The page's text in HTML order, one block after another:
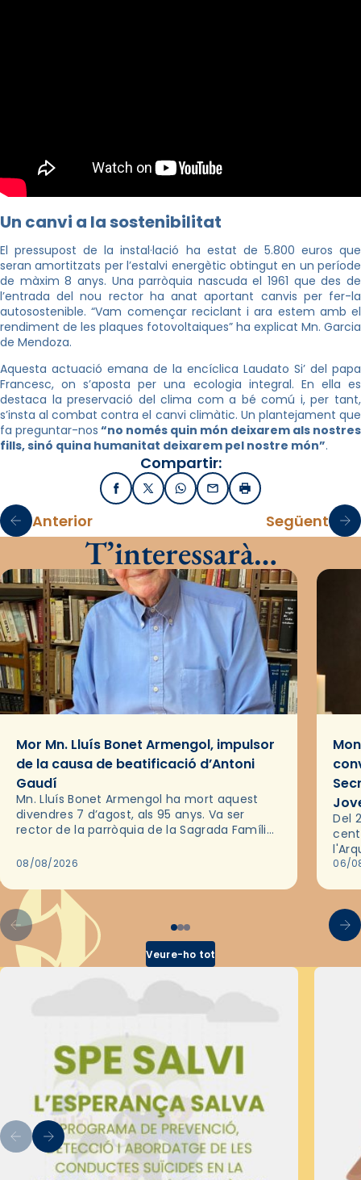
Un canvi a la sostenibilitat
El pressupost de la instal·lació ha estat de 5.800 euros que
seran amortitzats per l’estalvi energètic obtingut en un període
de màxim 8 anys. Una parròquia nascuda el 1961 que des de
l’entrada del nou rector ha anat aportant canvis per fer-la
autosostenible. “Vam començar reciclant i ara estem amb el
rendiment de les plaques fotovoltaiques” ha explicat Mn. Garcia
de Mendoza.
Aquesta actuació emana de la encíclica Laudato Si’ del papa
Francesc, on s’aposta per una ecologia integral. En ella es
destaca la preservació del clima com a bé comú i, per tant,
s’insta al combat contra el canvi climàtic. Un plantejament que
fa preguntar-nos “no només quin món deixarem als nostres
fills, sinó quina humanitat deixarem pel nostre món”.
Compartir:
FacebookX / TwitterWhatsApp
EmailImprimir
Anterior Següent
T’interessarà…
Mor Mn. Lluís Bonet Armengol, impulsor
de la causa de beatificació d’Antoni
Gaudí
Mn. Lluís Bonet Armengol ha mort aquest
divendres 7 d’agost, als 95 anys. Va ser
rector de la parròquia de la Sagrada Família
2018,…
08/08/2026
Del
les
06/
Veure-ho tot